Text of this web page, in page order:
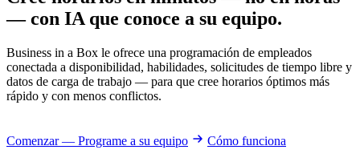
— con IA que conoce a su equipo.
Business in a Box le ofrece una programación de empleados
conectada a disponibilidad, habilidades, solicitudes de tiempo libre y
datos de carga de trabajo — para que cree horarios óptimos más
rápido y con menos conflictos.
Comenzar — Programe a su equipo Cómo funciona